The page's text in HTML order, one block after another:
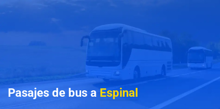
Pasajes de bus aEspinal